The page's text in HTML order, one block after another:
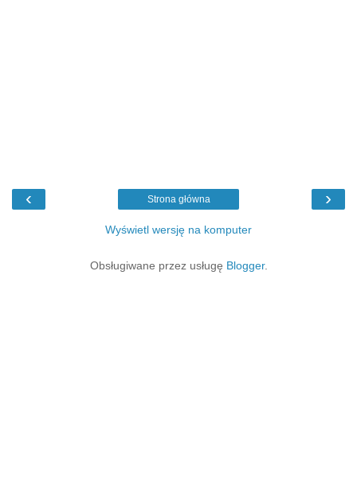
‹ ›
Strona główna
Wyświetl wersję na komputer
Obsługiwane przez usługę Blogger.